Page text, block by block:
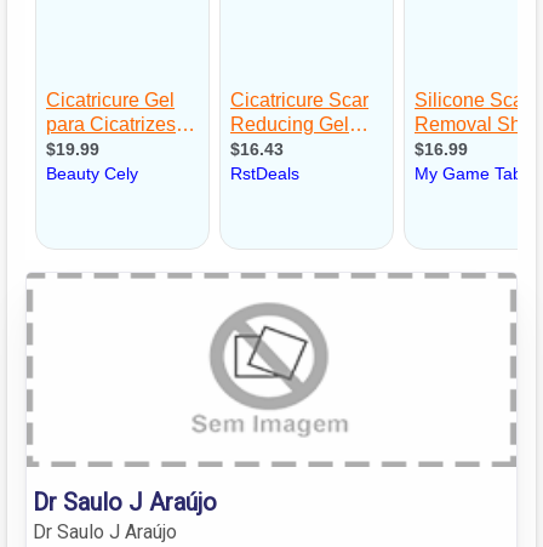
Dr Saulo J Araújo
Dr Saulo J Araújo